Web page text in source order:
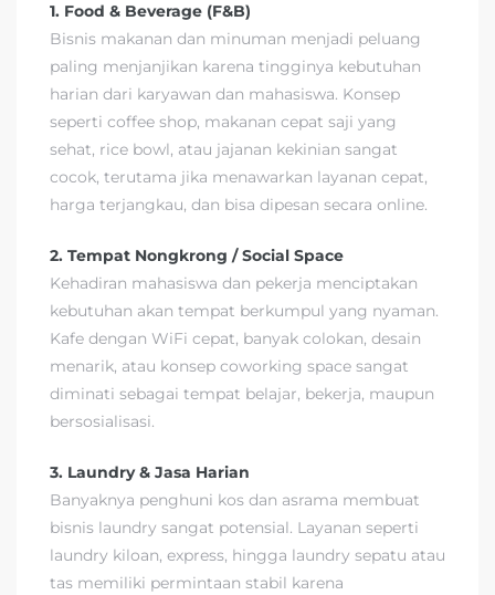
1. Food & Beverage (F&B)
Bisnis makanan dan minuman menjadi peluang
paling menjanjikan karena tingginya kebutuhan
harian dari karyawan dan mahasiswa. Konsep
seperti coffee shop, makanan cepat saji yang
sehat, rice bowl, atau jajanan kekinian sangat
cocok, terutama jika menawarkan layanan cepat,
harga terjangkau, dan bisa dipesan secara online.
2. Tempat Nongkrong / Social Space
Kehadiran mahasiswa dan pekerja menciptakan
kebutuhan akan tempat berkumpul yang nyaman.
Kafe dengan WiFi cepat, banyak colokan, desain
menarik, atau konsep coworking space sangat
diminati sebagai tempat belajar, bekerja, maupun
bersosialisasi.
3. Laundry & Jasa Harian
Banyaknya penghuni kos dan asrama membuat
bisnis laundry sangat potensial. Layanan seperti
laundry kiloan, express, hingga laundry sepatu atau
tas memiliki permintaan stabil karena